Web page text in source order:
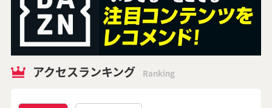
アクセスランキング Ranking